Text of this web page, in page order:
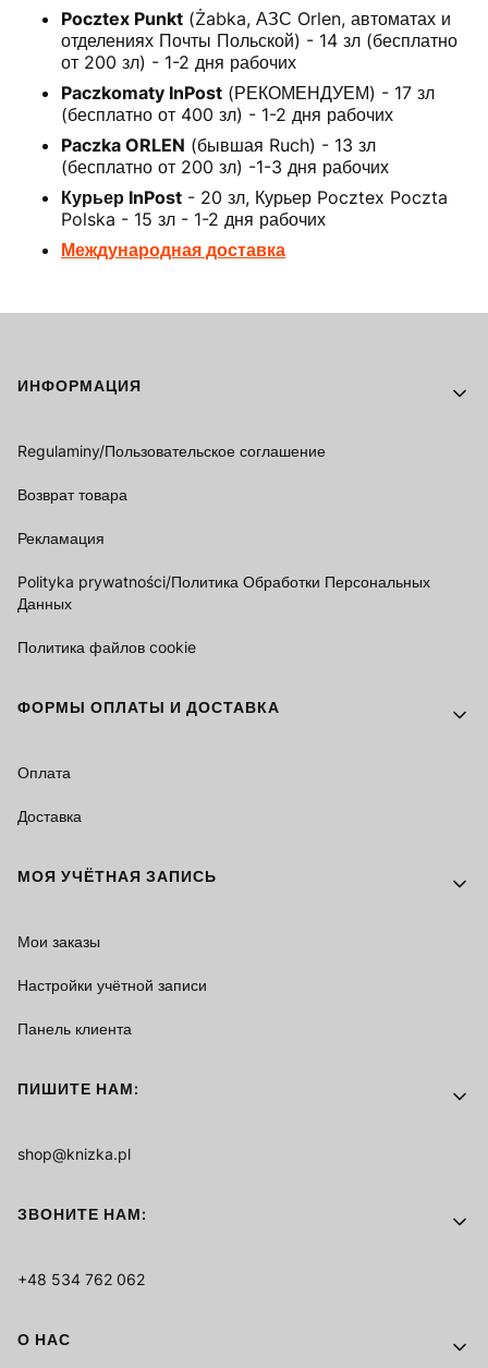
Pocztex Punkt (Żabka, АЗС Orlen, автоматах и
отделениях Почты Польской) - 14 зл (бесплатно
от 200 зл) - 1-2 дня рабочих
Paczkomaty InPost (РЕКОМЕНДУЕМ) - 17 зл
(бесплатно от 400 зл) - 1-2 дня рабочих
Paczka ORLEN (бывшая Ruch) - 13 зл
(бесплатно от 200 зл) -1-3 дня рабочих
Курьер InPost - 20 зл, Курьер Pocztex Poczta
Polska - 15 зл - 1-2 дня рабочих
Международная доставка
Footer menu
ИНФОРМАЦИЯ
Regulaminy/Пользовательское соглашение
Возврат товара
Рекламация
Polityka prywatności/Политика Обработки Персональных
Данных
Политика файлов cookie
ФОРМЫ ОПЛАТЫ И ДОСТАВКА
Оплата
Доставка
МОЯ УЧЁТНАЯ ЗАПИСЬ
Мои заказы
Настройки учётной записи
Панель клиента
ПИШИТЕ НАМ:
shop@knizka.pl
ЗВОНИТЕ НАМ:
+48 534 762 062
О НАС